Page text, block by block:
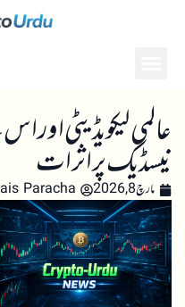
عالمی لیکویڈیٹی
نیسڈیک پر اثرات
مارچ 8, 2026 Paracha